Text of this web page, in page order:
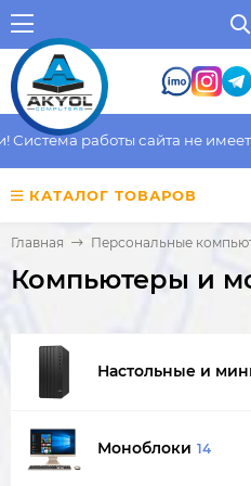
работы сайта не имеет
КАТАЛОГ ТОВАРОВ
Главная Персональные
Компьютеры и
Настольные и
Моноблоки 14